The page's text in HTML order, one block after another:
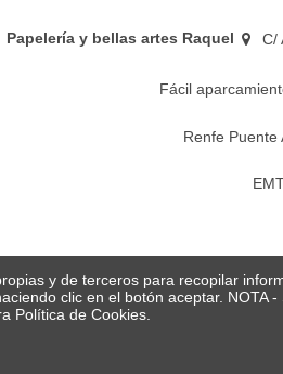
Papelería y bellas artes Raquel C/
Fácil
Renfe
y de terceros para recopilar
clic en el botón aceptar.
Política de Cookies.